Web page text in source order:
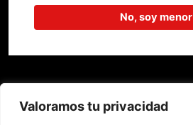
Valoramos tu privacidad
No, soy menor